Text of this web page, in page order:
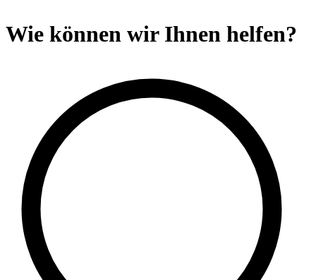
Wie können wir Ihnen helfen?